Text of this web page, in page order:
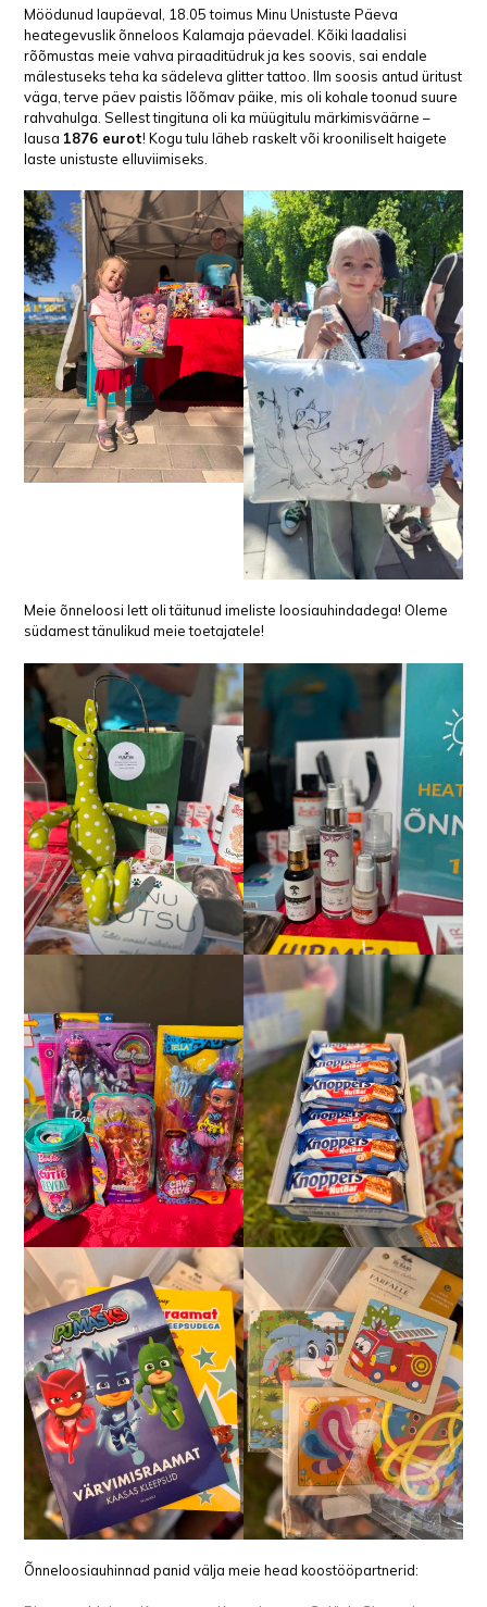
Möödunud laupäeval, 18.05 toimus Minu Unistuste Päeva
heategevuslik õnneloos Kalamaja päevadel. Kõiki laadalisi
rõõmustas meie vahva piraaditüdruk ja kes soovis, sai endale
mälestuseks teha ka sädeleva glitter tattoo. Ilm soosis antud üritust
väga, terve päev paistis lõõmav päike, mis oli kohale toonud suure
rahvahulga. Sellest tingituna oli ka müügitulu märkimisväärne –
lausa 1876 eurot! Kogu tulu läheb raskelt või krooniliselt haigete
laste unistuste elluviimiseks.
Meie õnneloosi lett oli täitunud imeliste loosiauhindadega! Oleme
südamest tänulikud meie toetajatele!
Õnneloosiauhinnad panid välja meie head koostööpartnerid: